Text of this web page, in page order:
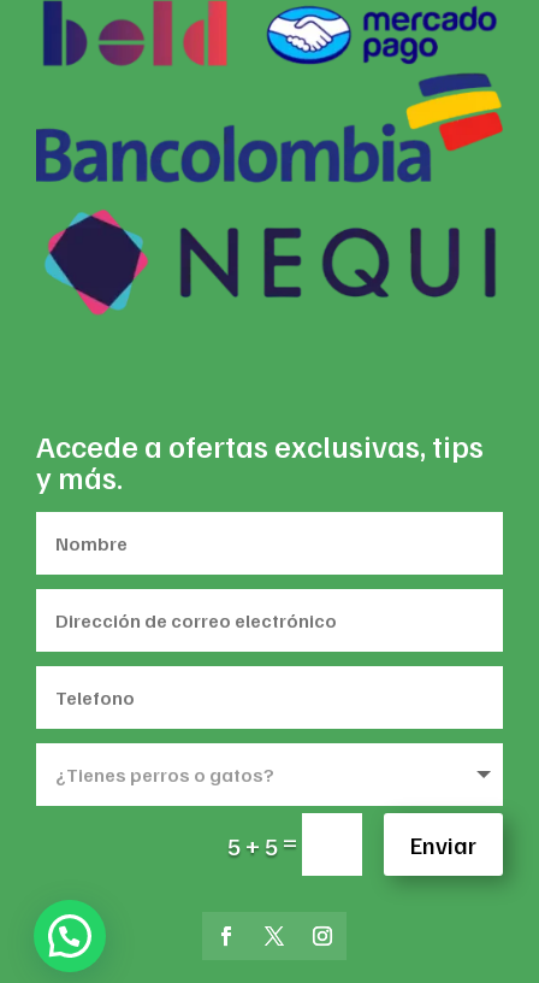
Accede a ofertas exclusivas, tips
y más.
5 + 5= Enviar